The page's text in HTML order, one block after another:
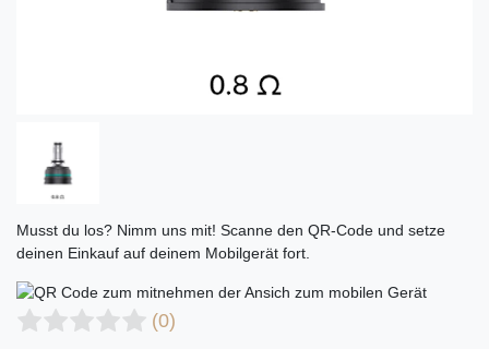
Musst du los? Nimm uns mit! Scanne den QR-Code und setze
deinen Einkauf auf deinem Mobilgerät fort.
(0)